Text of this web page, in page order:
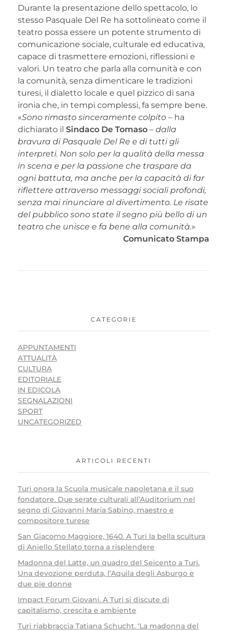
Durante la presentazione dello spettacolo, lo
stesso Pasquale Del Re ha sottolineato come il
teatro possa essere un potente strumento di
comunicazione sociale, culturale ed educativa,
capace di trasmettere emozioni, riflessioni e
valori. Un teatro che parla alla comunità e con
la comunità, senza dimenticare le tradizioni
turesi, il dialetto locale e quel pizzico di sana
ironia che, in tempi complessi, fa sempre bene.
«Sono rimasto sinceramente colpito – ha
dichiarato il Sindaco De Tomaso – dalla
bravura di Pasquale Del Re e di tutti gli
interpreti. Non solo per la qualità della messa
in scena e per la passione che traspare da
ogni battuta, ma anche per la capacità di far
riflettere attraverso messaggi sociali profondi,
senza mai rinunciare al divertimento. Le risate
del pubblico sono state il segno più bello di un
teatro che unisce e fa bene alla comunità.»
Comunicato Stampa
CATEGORIE
APPUNTAMENTI
ATTUALITÀ
CULTURA
EDITORIALE
IN EDICOLA
SEGNALAZIONI
SPORT
UNCATEGORIZED
ARTICOLI RECENTI
Turi onora la Scuola musicale napoletana e il suo
fondatore. Due serate culturali all’Auditorium nel
segno di Giovanni Maria Sabino, maestro e
compositore turese
San Giacomo Maggiore, 1640. A Turi la bella scultura
di Aniello Stellato torna a risplendere
Madonna del Latte, un quadro del Seicento a Turi.
Una devozione perduta, l’Aquila degli Asburgo e
due pie donne
Impact Forum Giovani. A Turi si discute di
capitalismo, crescita e ambiente
Turi riabbraccia Tatiana Schucht. ‘La madonna del